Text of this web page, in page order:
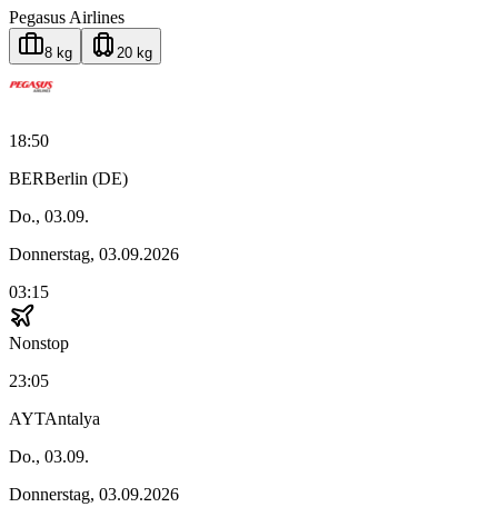
Pegasus Airlines
8 kg 20 kg
18:50
BERBerlin (DE)
Do., 03.09.
Donnerstag, 03.09.2026
03:15
Nonstop
23:05
AYTAntalya
Do., 03.09.
Donnerstag, 03.09.2026